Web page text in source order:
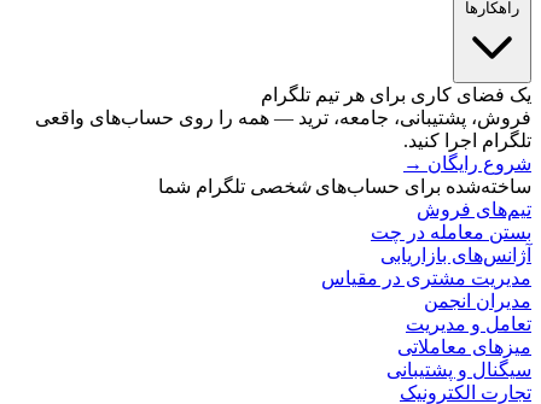
کاری برای هر تیم تلگرام
پشتیبانی، جامعه، ترید — همه را روی حساب‌های واقعی
اجرا کنید.
رایگان
→
برای حساب‌هایشخصیتلگرام شما
فروش
معامله در چت
بازاریابی
مشتری در مقیاس
انجمن
و مدیریت
معاملاتی
و پشتیبانی
الکترونیک